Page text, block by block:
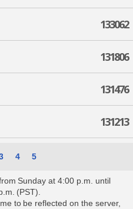
133062
131806
131476
131213
4 5
Sunday at 4:00 p.m. until
(PST).
to be reflected on the server,